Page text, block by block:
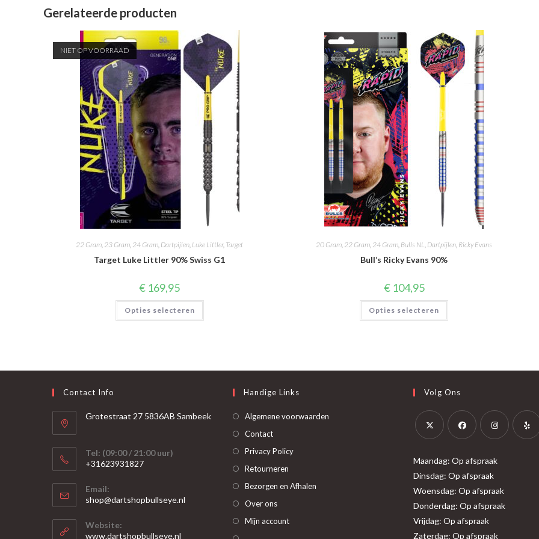
Gerelateerde producten
NIET OP VOORRAAD
22 Gram,23 Gram,24 Gram, Dartpijlen, Luke Littler, Target
Target Luke Littler 90% Swiss G1
€ 169,95
Opties selecteren
Dit
heeft
gekozen
20 Gram,22 Gram,24 Gram, Bulls NL, Dartpijlen, Ricky Evans
Bull’s Ricky Evans 90%
€104,95
Opties selecteren
Dit
heeft
gekozen
op
de
Contact Info
Grotestraat 27 5836AB Sambeek
Tel: (09:00 / 21:00 uur)
+31623931827
in
je
toepassing
Email:
shop@dartshopbullseye.nl
Website:
www.dartshopbullseye.nl
Handige Links
Algemene voorwaarden
Contact
Privacy Policy
Retourneren
Bezorgen en Afhalen
Over ons
Mijn account
Volg Ons
in
een
nieuwe
tab
in
een
nieuwe
tab
in
een
nieuwe
tab
Maandag: Op afspraak
Dinsdag: Op afspraak
Woensdag: Op afspraak
Donderdag: Op afspraak
Vrijdag: Op afspraak
Zaterdag: Op afspraak